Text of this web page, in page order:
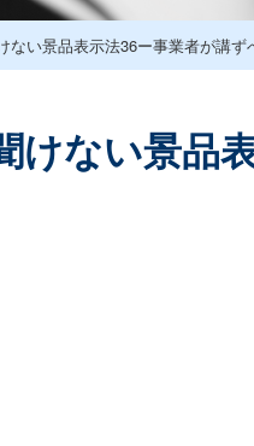
ない景品表示法36ー事業者が講
けない景